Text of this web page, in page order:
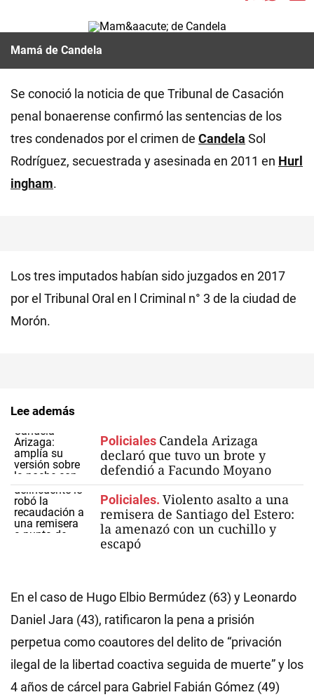
Mamá de Candela
Se conoció la noticia de que Tribunal de Casación
penal bonaerense confirmó las sentencias de los
tres condenados por el crimen de Candela Sol
Rodríguez, secuestrada y asesinada en 2011 en Hurl
ingham.
Los tres imputados habían sido juzgados en 2017
por el Tribunal Oral en l Criminal n° 3 de la ciudad de
Morón.
Lee además
Policiales Candela Arizaga
declaró que tuvo un brote y
defendió a Facundo Moyano
Policiales. Violento asalto a una
remisera de Santiago del Estero:
la amenazó con un cuchillo y
escapó
En el caso de Hugo Elbio Bermúdez (63) y Leonardo
Daniel Jara (43), ratificaron la pena a prisión
perpetua como coautores del delito de “privación
ilegal de la libertad coactiva seguida de muerte” y los
4 años de cárcel para Gabriel Fabián Gómez (49)